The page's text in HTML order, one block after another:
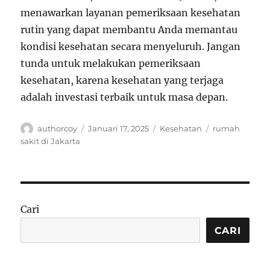
menawarkan layanan pemeriksaan kesehatan
rutin yang dapat membantu Anda memantau
kondisi kesehatan secara menyeluruh. Jangan
tunda untuk melakukan pemeriksaan
kesehatan, karena kesehatan yang terjaga
adalah investasi terbaik untuk masa depan.
Author
authorcoy
Posted
Januari 17, 2025 Categories
Kesehatan Tags
rumah
sakit di Jakarta
Cari
CARI